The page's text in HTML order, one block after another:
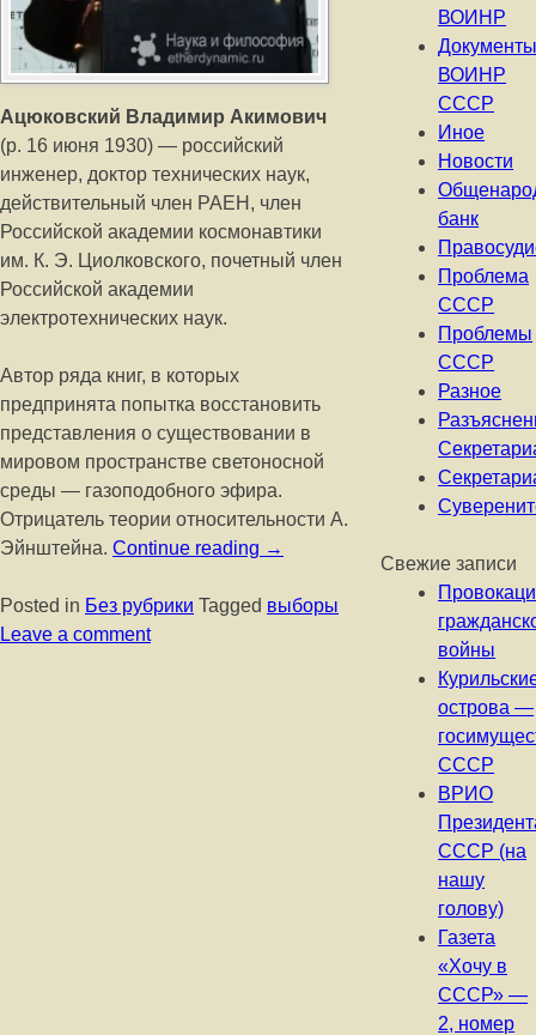
Ацюковский Владимир Акимович
(р. 16 июня 1930) — российский
инженер, доктор технических наук,
действительный член РАЕН, член
Российской академии космонавтики
им. К. Э. Циолковского, почетный член
Российской академии
электротехнических наук.
Автор ряда книг, в которых
предпринята попытка восстановить
представления о существовании в
мировом пространстве светоносной
среды — газоподобного эфира.
Отрицатель теории относительности А.
Эйнштейна. Continue reading →
Posted in Без рубрики Tagged выборы
Leave a comment
ВОИНР
ВОИНР
СССР
Иное
Новости
банк
Проблема
СССР
Проблемы
СССР
Разное
Свежие записи
войны
острова —
СССР
ВРИО
СССР (на
нашу
голову)
Газета
«Хочу в
СССР» —
2, номер